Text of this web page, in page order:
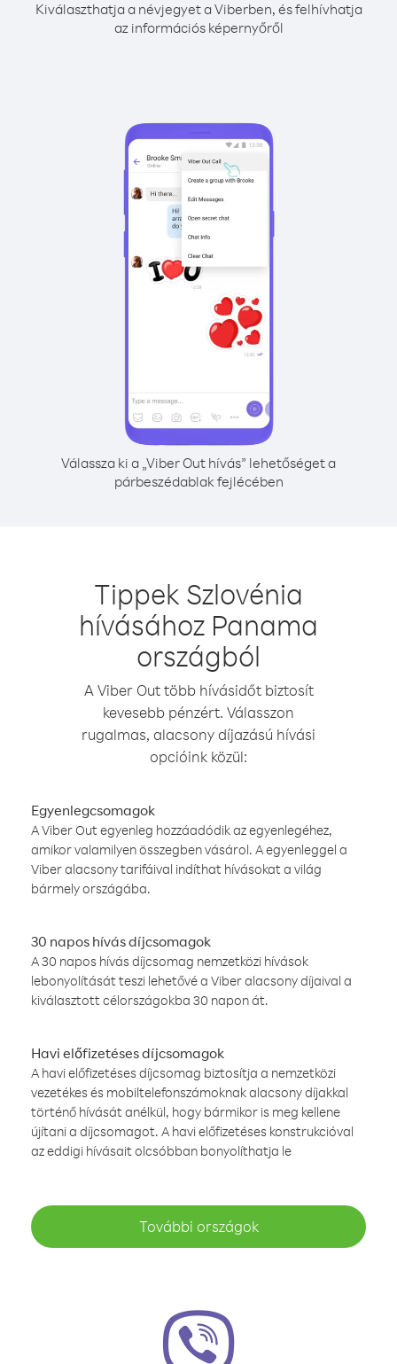
Kiválaszthatja a névjegyet a Viberben, és felhívhatja
az információs képernyőről
Válassza ki a „Viber Out hívás” lehetőséget a
párbeszédablak fejlécében
Tippek Szlovénia
hívásához Panama
országból
A Viber Out több hívásidőt biztosít
kevesebb pénzért. Válasszon
rugalmas, alacsony díjazású hívási
opcióink közül:
Egyenlegcsomagok
A Viber Out egyenleg hozzáadódik az egyenlegéhez,
amikor valamilyen összegben vásárol. A egyenleggel a
Viber alacsony tarifáival indíthat hívásokat a világ
bármely országába.
30 napos hívás díjcsomagok
A 30 napos hívás díjcsomag nemzetközi hívások
lebonyolítását teszi lehetővé a Viber alacsony díjaival a
kiválasztott célországokba 30 napon át.
Havi előfizetéses díjcsomagok
A havi előfizetéses díjcsomag biztosítja a nemzetközi
vezetékes és mobiltelefonszámoknak alacsony díjakkal
történő hívását anélkül, hogy bármikor is meg kellene
újítani a díjcsomagot. A havi előfizetéses konstrukcióval
az eddigi hívásait olcsóbban bonyolíthatja le
További országok